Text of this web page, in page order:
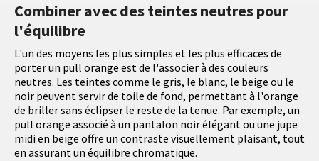
Combiner avec des teintes neutres pour
l'équilibre
L'un des moyens les plus simples et les plus efficaces de
porter un pull orange est de l'associer à des couleurs
neutres. Les teintes comme le gris, le blanc, le beige ou le
noir peuvent servir de toile de fond, permettant à l'orange
de briller sans éclipser le reste de la tenue. Par exemple, un
pull orange associé à un pantalon noir élégant ou une jupe
midi en beige offre un contraste visuellement plaisant, tout
en assurant un équilibre chromatique.